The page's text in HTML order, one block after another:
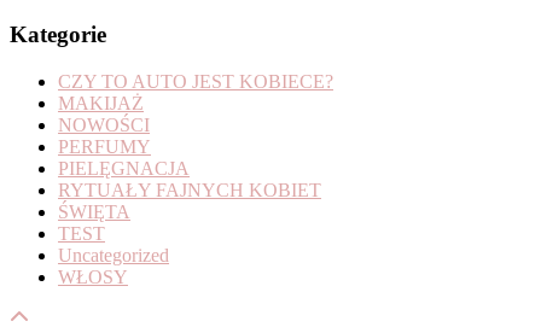
Kategorie
CZY TO AUTO JEST KOBIECE?
MAKIJAŻ
NOWOŚCI
PERFUMY
PIELĘGNACJA
RYTUAŁY FAJNYCH KOBIET
ŚWIĘTA
TEST
Uncategorized
WŁOSY